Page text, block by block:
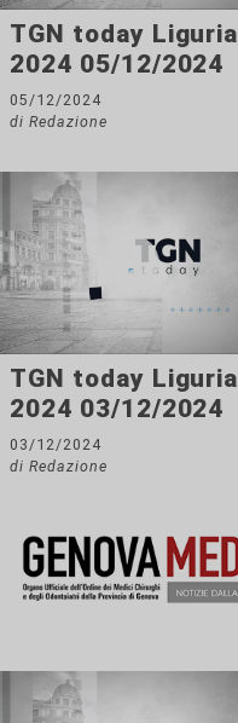
TGN today Liguria
2024 05/12/2024
05/12/2024
di Redazione
TGN today Liguria
2024 03/12/2024
03/12/2024
di Redazione